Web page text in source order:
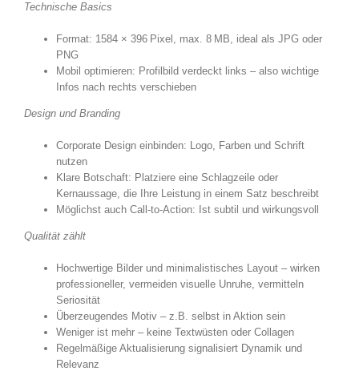
Technische Basics
Format: 1584 × 396 Pixel, max. 8 MB, ideal als JPG oder
PNG
Mobil optimieren: Profilbild verdeckt links – also wichtige
Infos nach rechts verschieben
Design und Branding
Corporate Design einbinden: Logo, Farben und Schrift
nutzen
Klare Botschaft: Platziere eine Schlagzeile oder
Kernaussage, die Ihre Leistung in einem Satz beschreibt
Möglichst auch Call-to-Action: Ist subtil und wirkungsvoll
Qualität zählt
Hochwertige Bilder und minimalistisches Layout – wirken
professioneller, vermeiden visuelle Unruhe, vermitteln
Seriosität
Überzeugendes Motiv – z.B. selbst in Aktion sein
Weniger ist mehr – keine Textwüsten oder Collagen
Regelmäßige Aktualisierung signalisiert Dynamik und
Relevanz